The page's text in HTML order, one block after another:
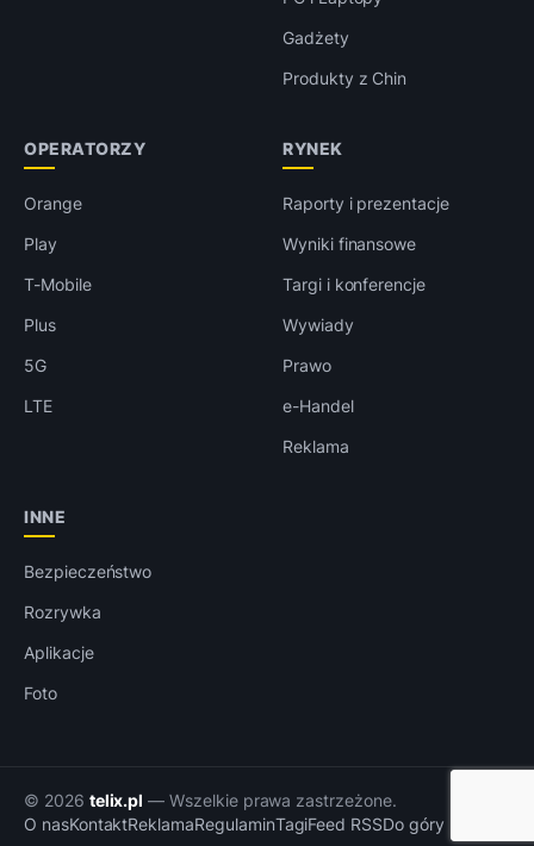
Gadżety
Produkty z Chin
OPERATORZY
Orange
Play
T-Mobile
Plus
5G
LTE
RYNEK
Raporty i prezentacje
Wyniki finansowe
Targi i konferencje
Wywiady
Prawo
e-Handel
Reklama
INNE
Bezpieczeństwo
Rozrywka
Aplikacje
Foto
© 2026 telix.pl — Wszelkie prawa zastrzeżone.
O nasKontaktReklamaRegulaminTagiFeed RSSDo góry ↑